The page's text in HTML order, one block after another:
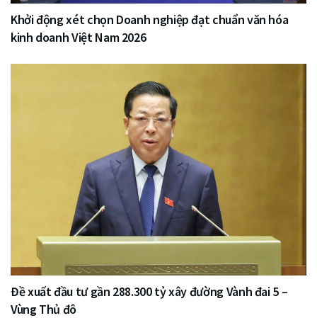
Khởi động xét chọn Doanh nghiệp đạt chuẩn văn hóa
kinh doanh Việt Nam 2026
Đề xuất đầu tư gần 288.300 tỷ xây đường Vành đai 5 –
Vùng Thủ đô